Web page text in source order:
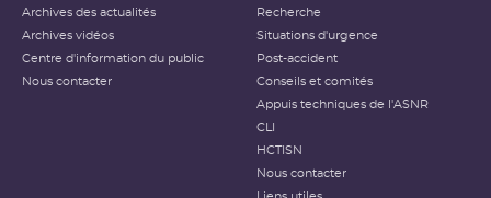
Archives des actualités
Archives vidéos
Centre d'information du public
Nous contacter
Recherche
Situations d'urgence
Post-accident
Conseils et comités
Appuis techniques de l'ASNR
CLI
HCTISN
Nous contacter